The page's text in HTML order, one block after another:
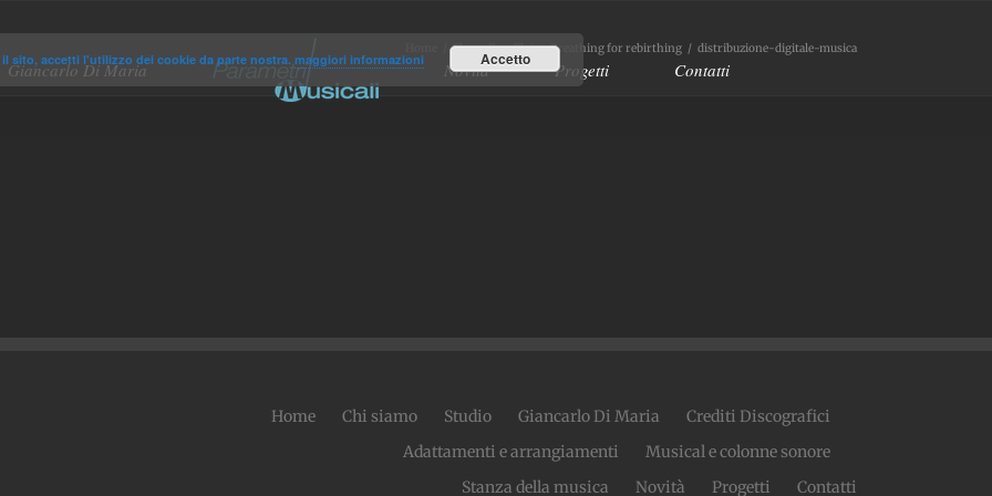
Giancarlo Di Maria Novità Progetti Contatti
Player Free Flying Breathing for rebirthing / distribuzione-digitale-musica
Home Chi siamo Studio Giancarlo Di Maria
Crediti Discografici
Adattamenti e arrangiamenti
Musical e colonne sonore
Stanza della musica
Novità Progetti Contatti
sito, accetti l'utilizzo dei cookie da parte nostra. maggiori informazioni Accetto